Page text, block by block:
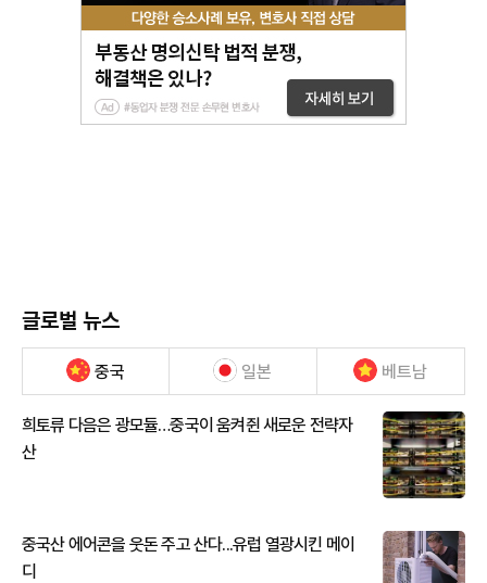
글로벌 뉴스
중국 일본 베트남
희토류 다음은 광모듈…중국이 움켜쥔 새로운 전략자
산
중국산 에어콘을 웃돈 주고 산다...유럽 열광시킨 메이
디